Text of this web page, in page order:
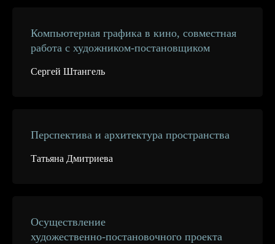
Компьютерная графика в кино, совместная
работа с художником-постановщиком
Сергей Штангель
Перспектива и архитектура пространства
Татьяна Дмитриева
Осуществление
художественно-постановочного проекта